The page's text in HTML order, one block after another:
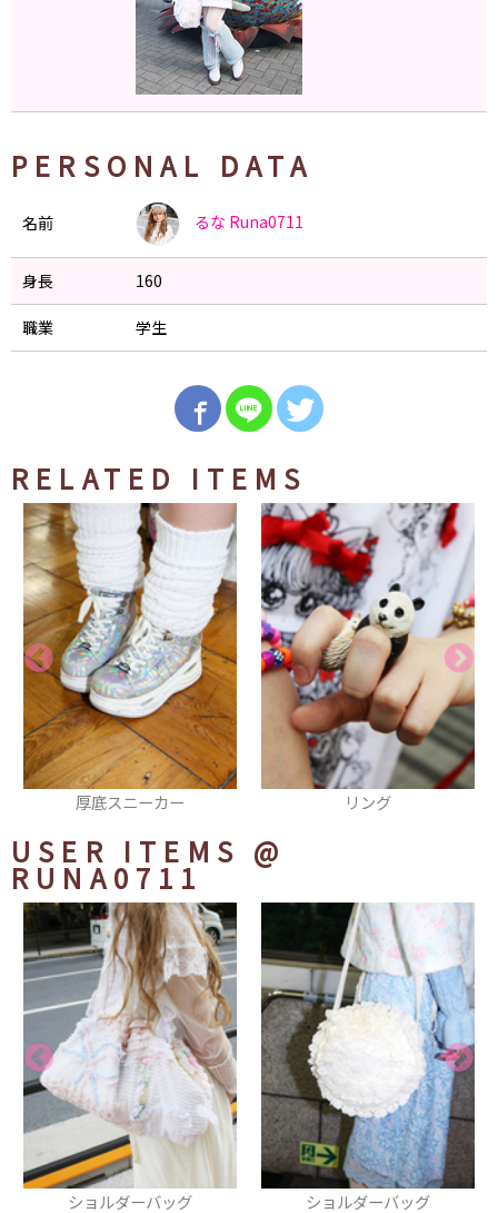
PERSONAL DATA
名前 るな Runa0711
身長 160
職業 学生
RELATED ITEMS
リング 厚底シューズ
USER ITEMS @
RUNA0711
ショルダーバッグ スカート